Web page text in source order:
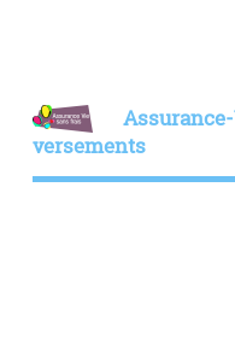
versements